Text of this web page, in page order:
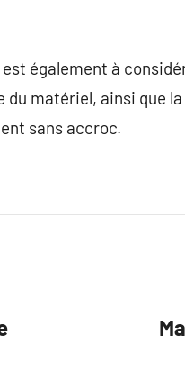
également à
matériel, ainsi que
sans accroc.